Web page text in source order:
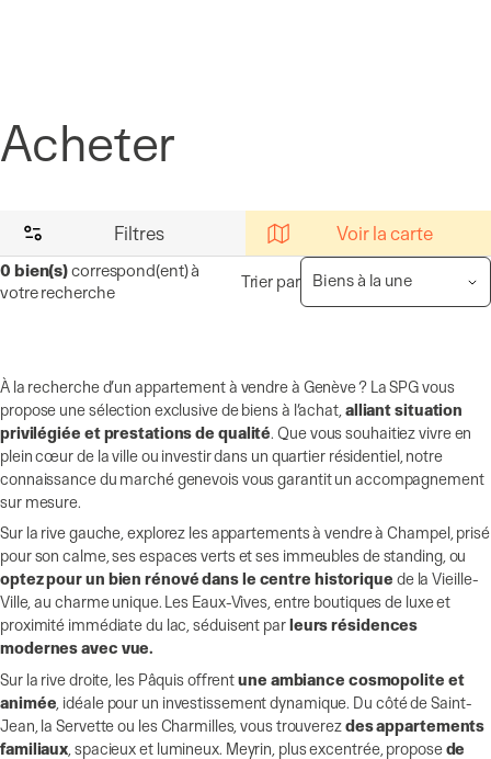
Acheter
Filtres Voir la carte
0 bien(s)correspond(ent) à
votre recherche
Trier par
À la recherche d’un appartement à vendre à Genève ? La SPG vous
propose une sélection exclusive de biens à l’achat, alliant situation
privilégiée et prestations de qualité. Que vous souhaitiez vivre en
plein cœur de la ville ou investir dans un quartier résidentiel, notre
connaissance du marché genevois vous garantit un accompagnement
sur mesure.
Sur la rive gauche, explorez les appartements à vendre à Champel, prisé
pour son calme, ses espaces verts et ses immeubles de standing, ou
optez pour un bien rénové dans le centre historique de la Vieille-
Ville, au charme unique. Les Eaux-Vives, entre boutiques de luxe et
proximité immédiate du lac, séduisent parleurs résidences
modernes avec vue.
Sur la rive droite, les Pâquis offrentune ambiance cosmopolite et
animée , idéale pour un investissement dynamique. Du côté de Saint-
Jean, la Servette ou les Charmilles, vous trouverezdes appartements
familiaux , spacieux et lumineux. Meyrin, plus excentrée, proposede